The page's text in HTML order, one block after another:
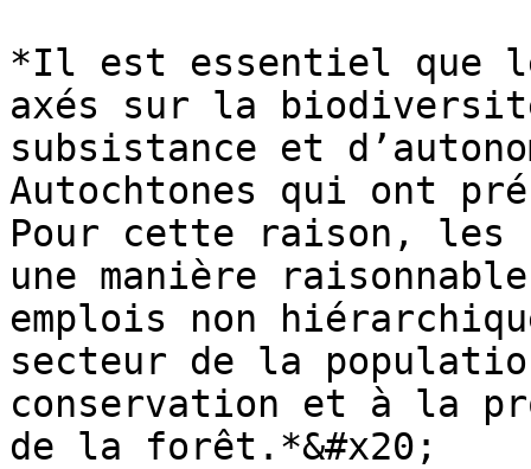
*Il est essentiel que
axés sur la
subsistance et
Autochtones qui ont
Pour cette raison,
une manière
emplois non
secteur de la
conservation et à la
de la forêt.*&#x20;